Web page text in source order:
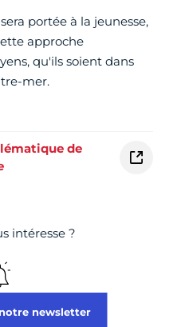
portée à la jeunesse,
approche
qu'ils soient dans
mer.
de
intéresse ?
newsletter